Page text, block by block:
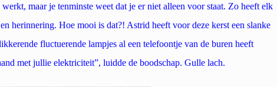
maar je tenminste weet dat je er niet alleen voor staat. Zo heeft elk
herinnering. Hoe mooi is dat?! Astrid heeft voor deze kerst een slanke
fluctuerende lampjes al een telefoontje van de buren heeft
met jullie elektriciteit”, luidde de boodschap. Gulle lach.